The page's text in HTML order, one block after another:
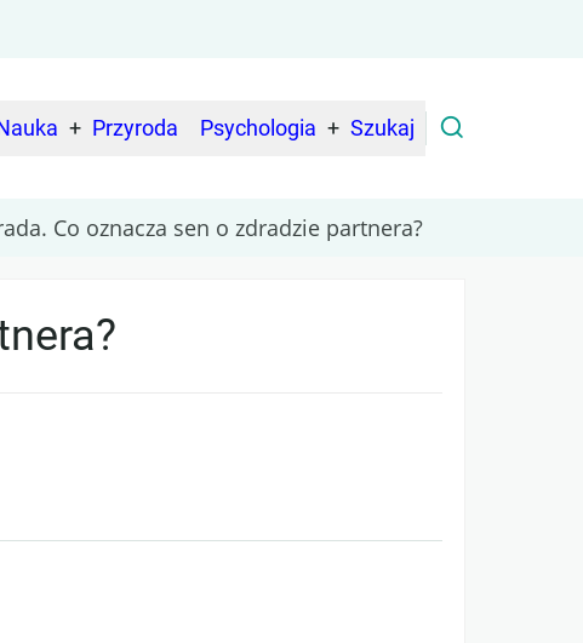
Przyroda Psychologia Szukaj
Co oznacza sen o zdradzie partnera?